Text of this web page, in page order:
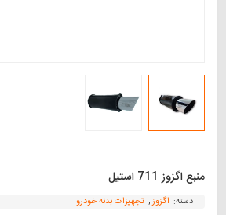
منبع اگزوز 711 استیل
دسته: اگزوز, تجهیزات بدنه خودرو